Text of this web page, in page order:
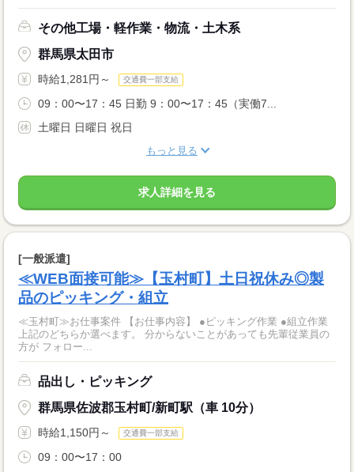
その他工場・軽作業・物流・土木系
群馬県太田市
時給1,281円～ 交通費一部支給
09：00〜17：45 日勤 9：00〜17：45（実働7...
土曜日 日曜日 祝日
もっと見る
求人詳細を見る
[一般派遣]
≪WEB面接可能≫【玉村町】土日祝休み◎製
品のピッキング・組立
≪玉村町≫お仕事案件 【お仕事内容】 ●ピッキング作業 ●組立作業
上記のどちらか選べます。 分からないことがあっても先輩従業員の
方が フォロー...
品出し・ピッキング
群馬県佐波郡玉村町/新町駅（車 10分）
時給1,150円～ 交通費一部支給
09：00〜17：00